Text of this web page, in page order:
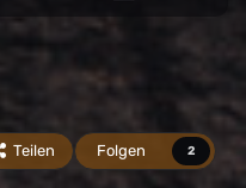
Teilen Folgen 2